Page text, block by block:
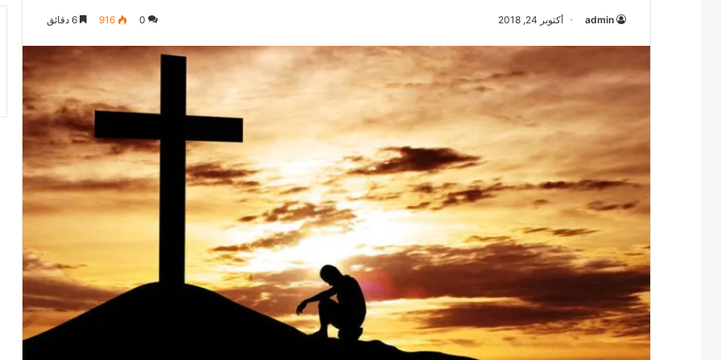
admin أكتوبر 24, 2018 0
916